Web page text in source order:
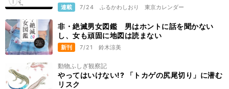
連載 7/24 ふるかわしおり 東京カレンダー
非・絶滅男女図鑑 男はホントに話を聞かない
し、女も頑固に地図は読まない
新刊 7/21 鈴木涼美
動物ふしぎ観察記
やってはいけない!? 「トカゲの尻尾切り」に潜む
リスク